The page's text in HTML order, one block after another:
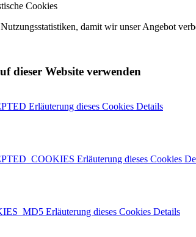
Cookies
damit wir unser Angebot
dieser Website verwenden
Erläuterung dieses Cookies Details
Erläuterung dieses Cookies
Erläuterung dieses Cookies Details